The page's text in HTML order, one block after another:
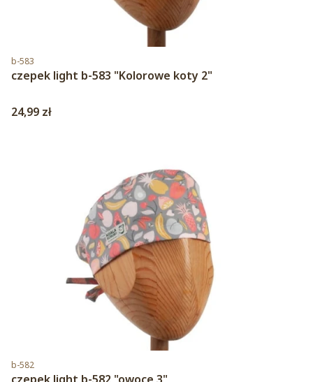
Kod produktu
b-583
czepek light b-583 "Kolorowe koty 2"
Cena
24,99 zł
Kod produktu
b-582